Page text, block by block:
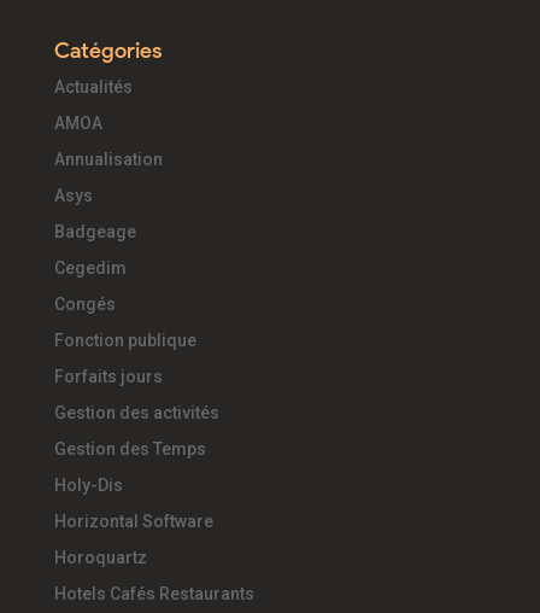
Catégories
Actualités
AMOA
Annualisation
Asys
Badgeage
Cegedim
Congés
Fonction publique
Forfaits jours
Gestion des activités
Gestion des Temps
Holy-Dis
Horizontal Software
Horoquartz
Hotels Cafés Restaurants